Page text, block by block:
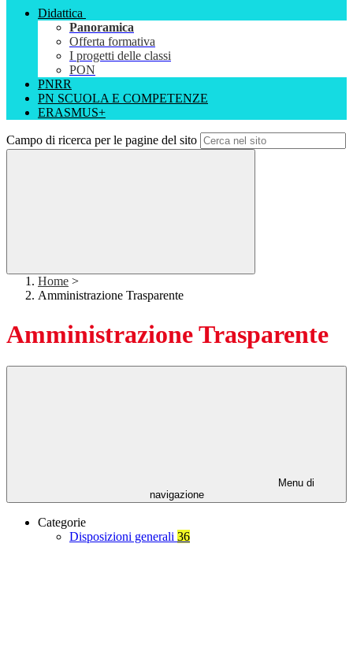
Didattica
Panoramica
Offerta formativa
I progetti delle classi
PON
PNRR
PN SCUOLA E COMPETENZE
ERASMUS+
Campo di ricerca per le pagine del sito
Home >
Amministrazione Trasparente
Amministrazione Trasparente
Menu di
navigazione
Categorie
Disposizioni generali 36